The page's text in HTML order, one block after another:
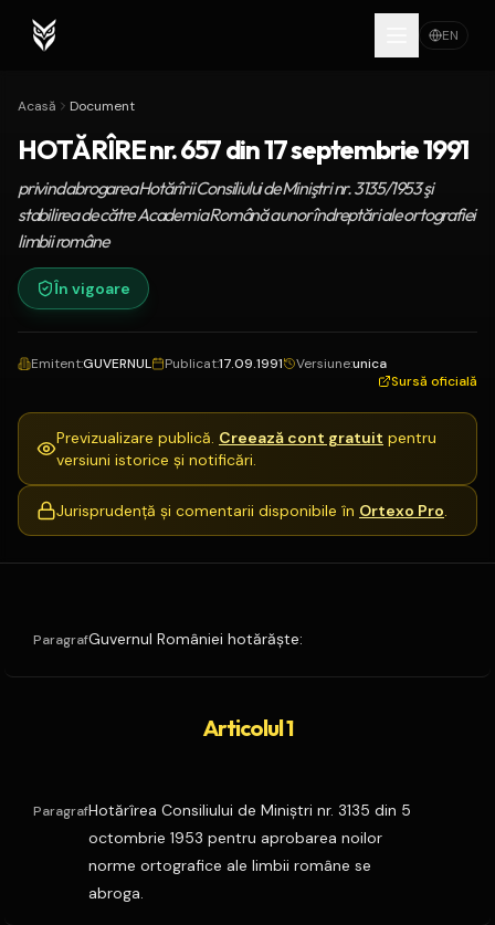
EN
Acasă Document
HOTĂRÎRE nr. 657 din 17 septembrie 1991
privind abrogarea Hotărîrii Consiliului de Miniştri nr. 3135/1953 şi
stabilirea de către Academia Română a unor îndreptări ale ortografiei
limbii române
În vigoare
Emitent:GUVERNUL Publicat:17.09.1991 Versiune:unica
Sursă oficială
Previzualizare publică. Creează cont gratuit pentru
versiuni istorice și notificări.
Jurisprudență și comentarii disponibile în Ortexo Pro.
ParagrafGuvernul României hotărăşte:
Articolul 1
ParagrafHotărîrea Consiliului de Miniştri nr. 3135 din 5
octombrie 1953 pentru aprobarea noilor
norme ortografice ale limbii române se
abroga.